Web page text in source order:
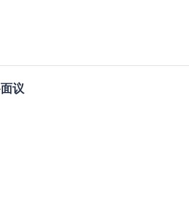
议